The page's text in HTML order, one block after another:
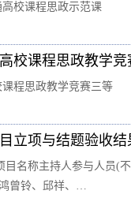
校课程思政示范课
校课程思政教学竞
程思政教学竞赛三等
立项与结题验收结
名称主持人参与人员(
曾铃、邱祥、…